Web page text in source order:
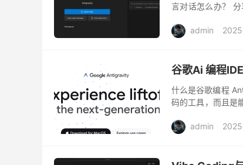
言对话怎么办？
admin
谷歌Ai 编程
什么是谷歌编程
码的工具，而且是
admin